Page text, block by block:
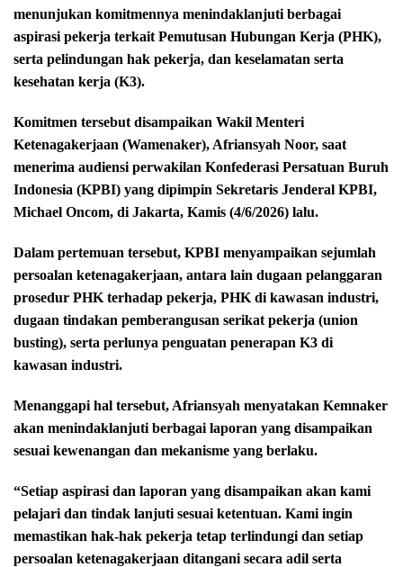
menunjukan komitmennya menindaklanjuti berbagai
aspirasi pekerja terkait Pemutusan Hubungan Kerja (PHK),
serta pelindungan hak pekerja, dan keselamatan serta
kesehatan kerja (K3).
Komitmen tersebut disampaikan Wakil Menteri
Ketenagakerjaan (Wamenaker), Afriansyah Noor, saat
menerima audiensi perwakilan Konfederasi Persatuan Buruh
Indonesia (KPBI) yang dipimpin Sekretaris Jenderal KPBI,
Michael Oncom, di Jakarta, Kamis (4/6/2026) lalu.
Dalam pertemuan tersebut, KPBI menyampaikan sejumlah
persoalan ketenagakerjaan, antara lain dugaan pelanggaran
prosedur PHK terhadap pekerja, PHK di kawasan industri,
dugaan tindakan pemberangusan serikat pekerja (union
busting), serta perlunya penguatan penerapan K3 di
kawasan industri.
Menanggapi hal tersebut, Afriansyah menyatakan Kemnaker
akan menindaklanjuti berbagai laporan yang disampaikan
sesuai kewenangan dan mekanisme yang berlaku.
“Setiap aspirasi dan laporan yang disampaikan akan kami
pelajari dan tindak lanjuti sesuai ketentuan. Kami ingin
memastikan hak-hak pekerja tetap terlindungi dan setiap
persoalan ketenagakerjaan ditangani secara adil serta